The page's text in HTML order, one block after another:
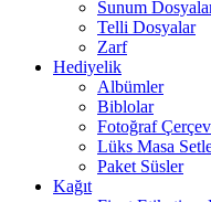
Sunum
Telli Dosyalar
Zarf
Hediyelik
Albümler
Biblolar
Fotoğraf
Lüks Masa
Paket Süsler
Kağıt